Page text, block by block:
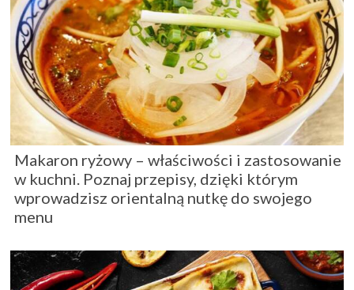
Makaron ryżowy – właściwości i zastosowanie
w kuchni. Poznaj przepisy, dzięki którym
wprowadzisz orientalną nutkę do swojego
menu